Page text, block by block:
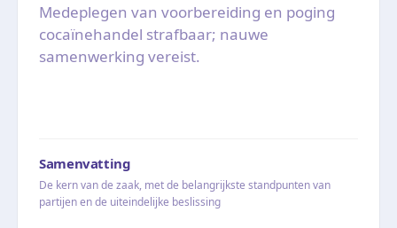
Medeplegen van voorbereiding en poging
cocaïnehandel strafbaar; nauwe
samenwerking vereist.
Samenvatting
De kern van de zaak, met de belangrijkste standpunten van
partijen en de uiteindelijke beslissing